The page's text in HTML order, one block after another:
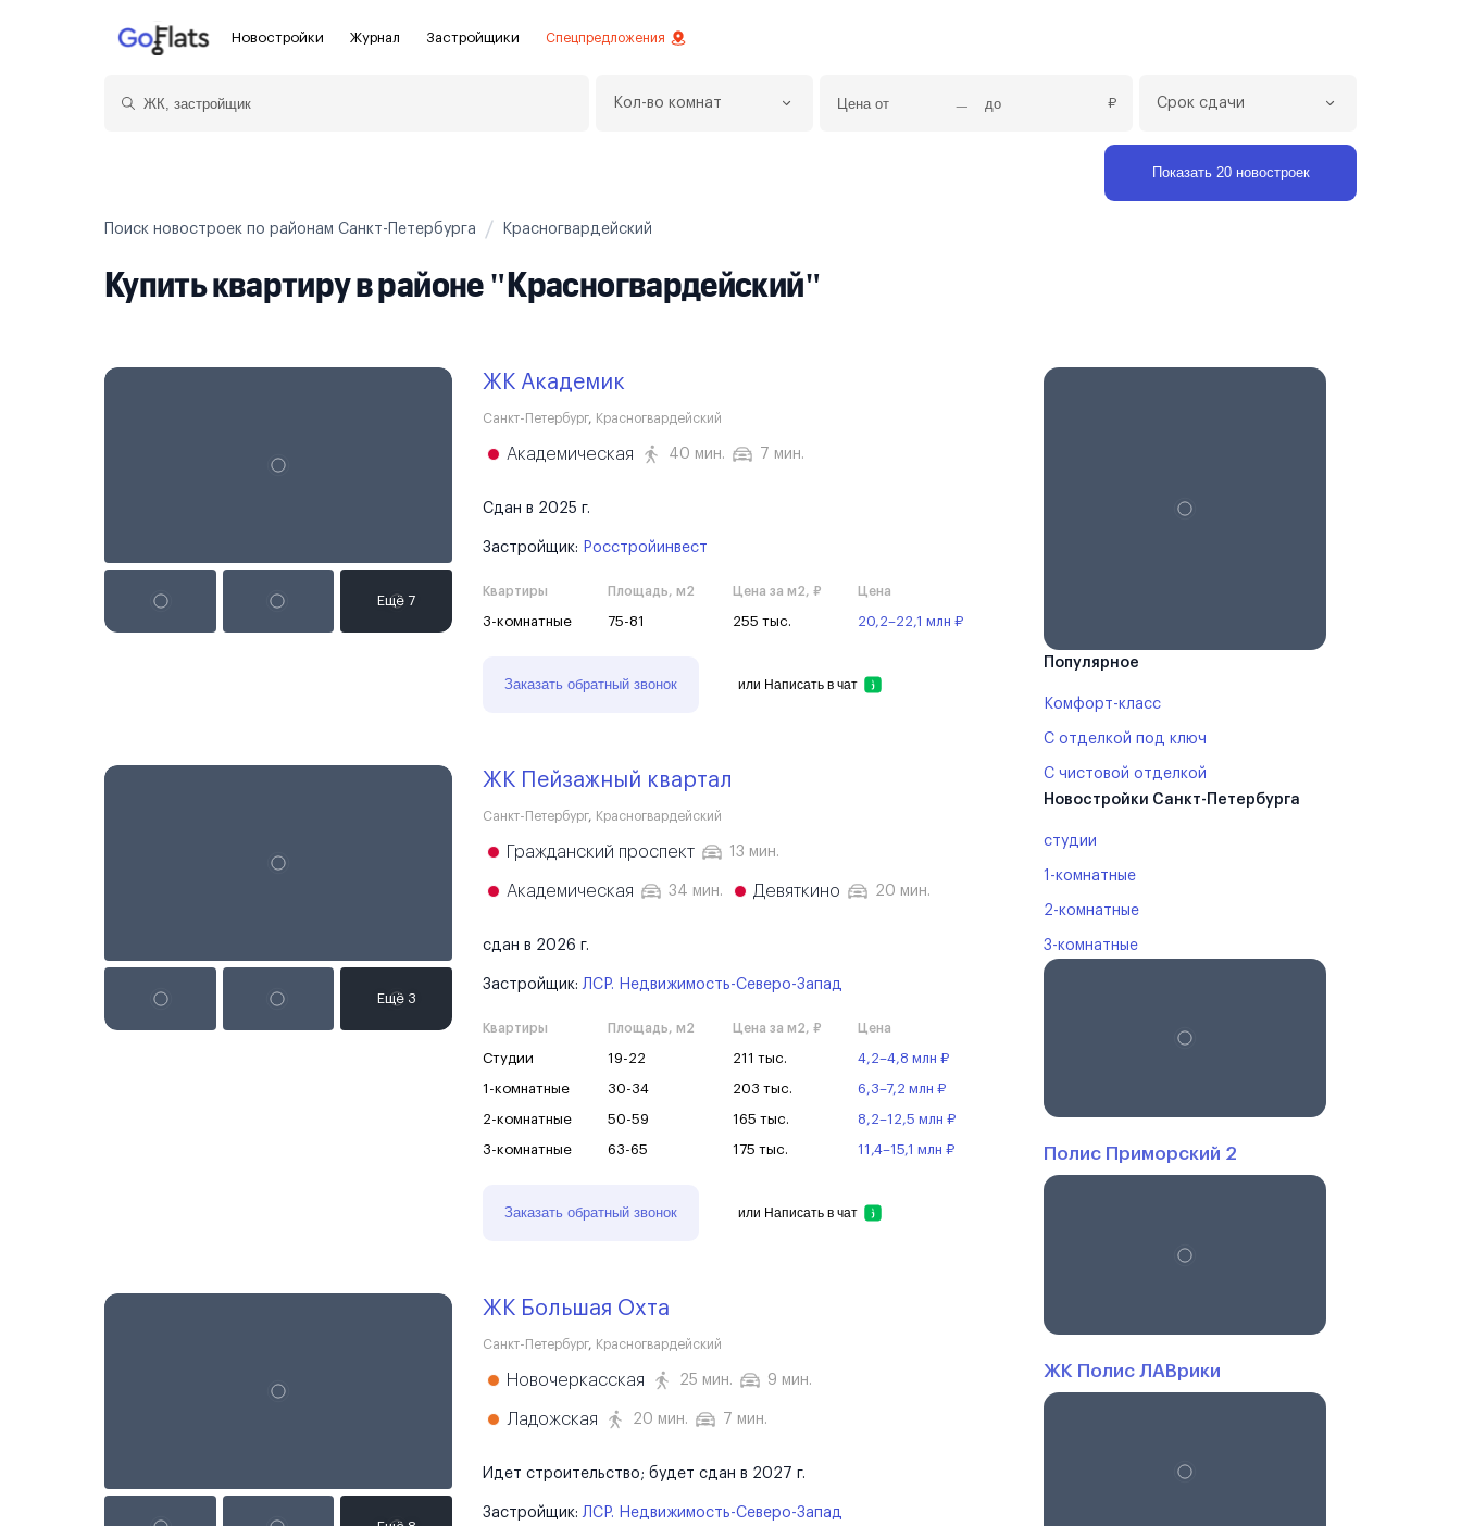
Новостройки
Новостройки в Лен. области
Журнал Застройщики Спецпредложения
Кол-во комнат ₽ Срок сдачи
Показать 20 новостроек
Поиск новостроек по районам Санкт-Петербурга Красногвардейский
Купить квартиру в районе "Красногвардейский"
ЖК Академик
Санкт-Петербург, Красногвардейский
Академическая 40 мин. 7 мин.
Сдан в 2025 г.
Застройщик: Росстройинвест
Квартиры Площадь, м2 Цена за м2, ₽ Цена
3-комнатные 75-81 255 тыс. 20,2–22,1 млн ₽
Заказать обратный звонок или Написать в чат
ЖК Пейзажный квартал
Санкт-Петербург, Красногвардейский
Гражданский проспект 13 мин.
Академическая 34 мин. Девяткино 20 мин.
сдан в 2026 г.
Застройщик:ЛСР. Недвижимость-Северо-Запад
Квартиры Площадь, м2 Цена за м2, ₽ Цена
Студии 19-22 211 тыс. 4,2–4,8 млн ₽
1-комнатные 30-34 203 тыс. 6,3–7,2 млн ₽
2-комнатные 50-59 165 тыс. 8,2–12,5 млн ₽
3-комнатные 63-65 175 тыс. 11,4–15,1 млн ₽
Заказать обратный звонок или Написать в чат
ЖК Большая Охта
Санкт-Петербург, Красногвардейский
Новочеркасская 25 мин. 9 мин.
Ладожская 20 мин. 7 мин.
Идет строительство; будет сдан в 2027 г.
Застройщик:ЛСР. Недвижимость-Северо-Запад
Популярное
Комфорт-класс
С отделкой под ключ
С чистовой отделкой
Новостройки Санкт-Петербурга
студии
1-комнатные
2-комнатные
3-комнатные
Полис Приморский 2
ЖК Полис ЛАВрики